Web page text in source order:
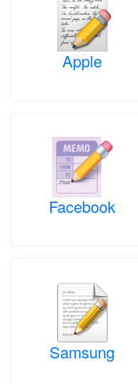
Apple
Facebook
Samsung